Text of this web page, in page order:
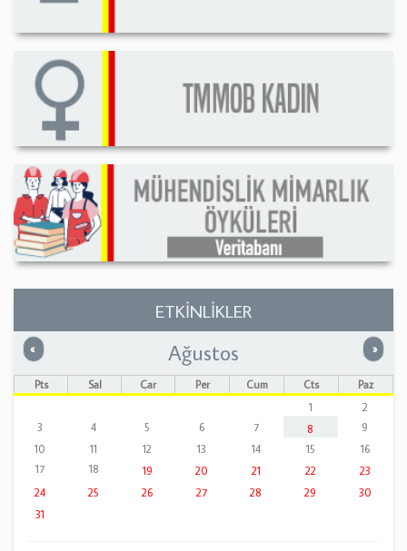
ETKİNLİKLER
« Önceki »
Ağustos
Pts Sal Çar Per Cum Cts
Paz
1
2
3
4 5 6 7 8
9
10
11 12 13 14 15
16
17
18 19 20 21 22
23
24
25 26 27 28 29
30
31